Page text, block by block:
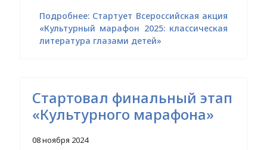
Подробнее: Стартует Всероссийская акция
«Культурный марафон 2025: классическая
литература глазами детей»
Стартовал финальный этап
«Культурного марафона»
08 ноября 2024